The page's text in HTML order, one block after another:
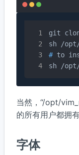
git
# to
sh /
当然，“/opt/
的所有用户都拥
字体